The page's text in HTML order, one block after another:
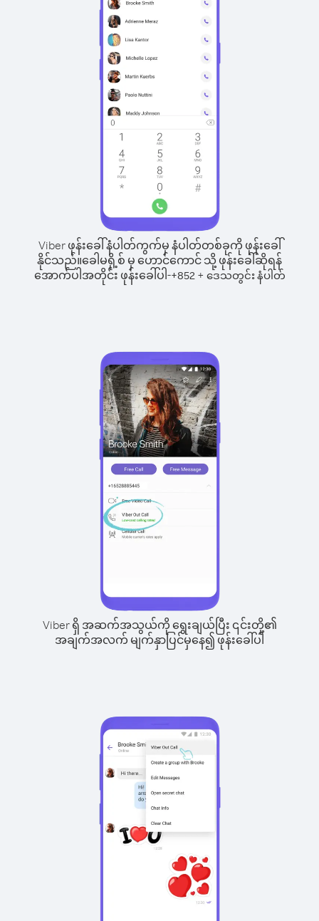
Viber ဖုန်းခေါ်နံပါတ်ကွက်မှ နံပါတ်တစ်ခုကို ဖုန်းခေါ်
နိုင်သည်။ခေါမရို့စ် မှ ဟောင်ကောင် သို့ ဖုန်းခေါ်ဆိုရန်
အောက်ပါအတိုင်း ဖုန်းခေါ်ပါ-+852+ ဒေသတွင်း နံပါတ်
Viber ရှိ အဆက်အသွယ်ကို ရွေးချယ်ပြီး ၎င်းတို့၏
အချက်အလက် မျက်နှာပြင်မှနေ၍ ဖုန်းခေါ်ပါ